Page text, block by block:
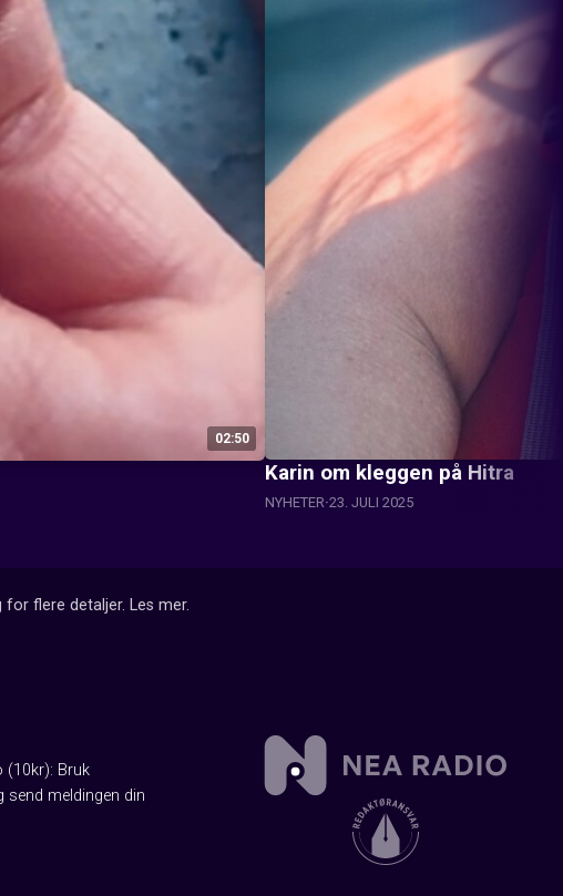
02:50
Karin om kleggen på Hitra
NYHETER 23. JULI 2025
flere detaljer. Les mer.
(10kr): Bruk
send meldingen din